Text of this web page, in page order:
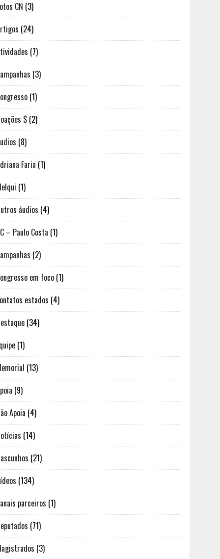
CN (3)
(24)
(7)
(3)
(1)
$ (2)
(8)
Faria (1)
(1)
áudios (4)
– Paulo Costa (1)
(2)
em foco (1)
estados (4)
(34)
(1)
(13)
(9)
Apoia (4)
(14)
(21)
(134)
parceiros (1)
(71)
(3)